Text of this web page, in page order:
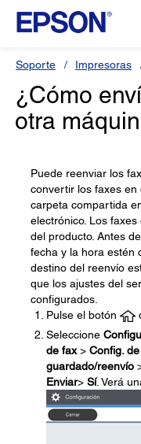
Soporte Impresoras
¿Cómo
otra
Puede reenviar los
convertir los faxes en
carpeta compartida
electrónico. Los
del producto. Antes
fecha y la hora estén
destino del reenvío
que los ajustes del
configurados.
Pulse el botón
Seleccione
de fax> Config.
guardado/reenvío
Enviar> Sí. Verá